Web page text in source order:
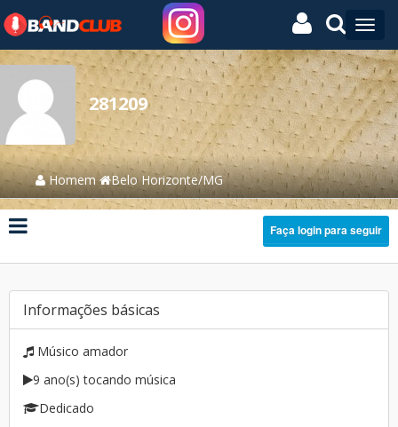
281209
Homem Belo Horizonte/MG
Faça login para seguir
Informações básicas
Músico amador
9 ano(s) tocando música
Dedicado